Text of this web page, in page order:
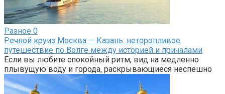
Разное 0
Речной круиз Москва — Казань: неторопливое
путешествие по Волге между историей и причалами
Если вы любите спокойный ритм, вид на медленно
плывущую воду и города, раскрывающиеся неспешно